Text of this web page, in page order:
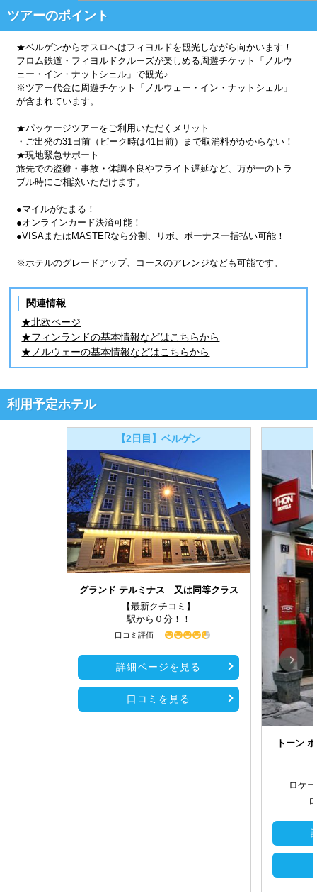
ツアーのポイント
★ベルゲンからオスロへはフィヨルドを観光しながら向かいます！
フロム鉄道・フィヨルドクルーズが楽しめる周遊チケット「ノルウ
ェー・イン・ナットシェル」で観光♪
※ツアー代金に周遊チケット「ノルウェー・イン・ナットシェル」
が含まれています。
★パッケージツアーをご利用いただくメリット
・ご出発の31日前（ピーク時は41日前）まで取消料がかからない！
★現地緊急サポート
旅先での盗難・事故・体調不良やフライト遅延など、万が一のトラ
ブル時にご相談いただけます。
●マイルがたまる！
●オンラインカード決済可能！
●VISAまたはMASTERなら分割、リボ、ボーナス一括払い可能！
※ホテルのグレードアップ、コースのアレンジなども可能です。
関連情報
★北欧ページ
★フィンランドの基本情報などはこちらから
★ノルウェーの基本情報などはこちらから
利用予定ホテル
【2日目】ベルゲン
グランド テルミナス 又は同等クラス
【最新クチコミ】
駅から０分！！
口コミ評価
詳細ページを見る
口コミを見る
トーン
ロケ